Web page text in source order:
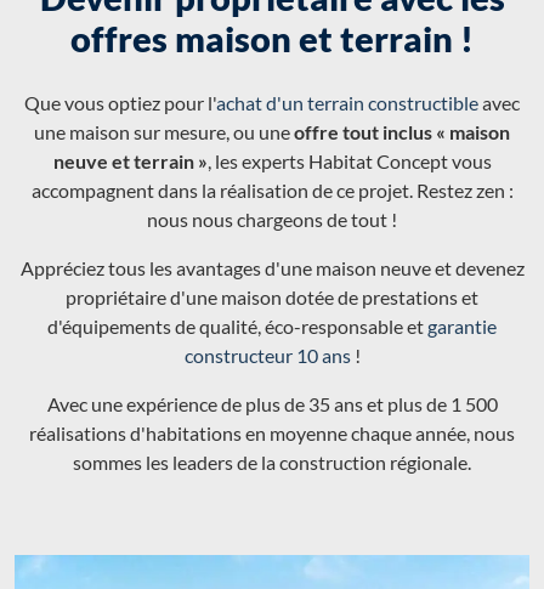
offres maison et terrain !
Que vous optiez pour l'achat d'un terrain constructibleavec
une maison sur mesure, ou uneoffre tout inclus « maison
neuve et terrain », les experts Habitat Concept vous
accompagnent dans la réalisation de ce projet. Restez zen :
nous nous chargeons de tout !
Appréciez tous les avantages d'une maison neuve et devenez
propriétaire d'une maison dotée de prestations et
d'équipements de qualité, éco-responsable etgarantie
constructeur 10 ans!
Avec une expérience de plus de 35 ans et plus de 1 500
réalisations d'habitations en moyenne chaque année, nous
sommes les leaders de la construction régionale.